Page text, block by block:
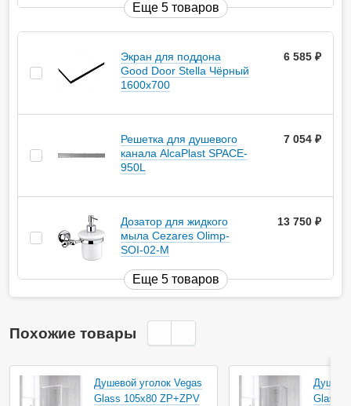
Еще 5 товаров
Экран для поддона
Good Door Stella Чёрный
1600x700
6 585
Решетка для душевого
канала AlcaPlast SPACE-
950L
7 054
Дозатор для жидкого
мыла Cezares Olimp-
SOI-02-M
13 750
Еще 5 товаров
Похожие товары
Душевой уголок Vegas
Glass 105х80 ZP+ZPV
Glass